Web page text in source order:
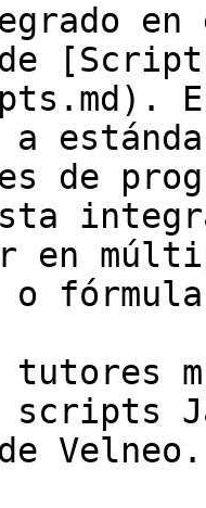
de
en
o
Velneo.